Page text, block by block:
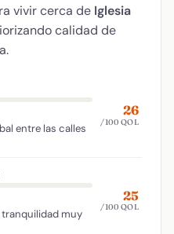
vivir cerca de Iglesia
calidad de
entre las calles
26
/100 QOL
muy
25
/100 QOL